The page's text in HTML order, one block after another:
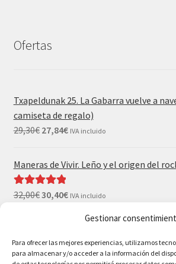
Gestionar
Para ofrecer las mejores experiencias, utilizamos
para almacenar y/o acceder a la información del
Ofertas
Txapeldunak 25. La Gabarra vuelve a
camiseta de regalo)
29,30€ 27,84€ IVA incluido
Maneras de Vivir. Leño y el origen del
Valorado con
32,00€30,40€ IVA incluido
camiseta y postales de regalo)
35,00€33,25€